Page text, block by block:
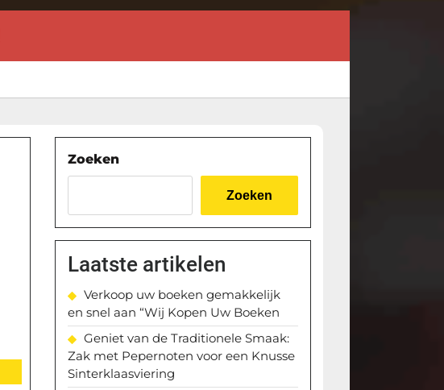
Zoeken
Zoeken
Laatste artikelen
Verkoop uw boeken gemakkelijk
en snel aan “Wij Kopen Uw Boeken
Geniet van de Traditionele Smaak:
Zak met Pepernoten voor een Knusse
Sinterklaasviering